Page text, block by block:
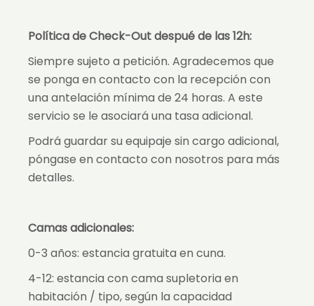
Política de Check-Out despué de las 12h:
Siempre sujeto a petición. Agradecemos que
se ponga en contacto con la recepción con
una antelación mínima de 24 horas. A este
servicio se le asociará una tasa adicional.
Podrá guardar su equipaje sin cargo adicional,
póngase en contacto con nosotros para más
detalles.
Camas adicionales:
0-3 años: estancia gratuita en cuna.
4-12: estancia con cama supletoria en
habitación / tipo, según la capacidad